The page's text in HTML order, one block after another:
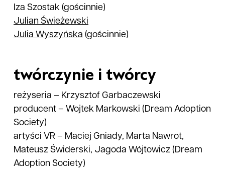
Iza Szostak (gościnnie)
Julian Świeżewski
Julia Wyszyńska (gościnnie)
twórczynie i twórcy
reżyseria – Krzysztof Garbaczewski
producent – Wojtek Markowski (Dream Adoption
Society)
artyści VR – Maciej Gniady, Marta Nawrot,
Mateusz Świderski, Jagoda Wójtowicz (Dream
Adoption Society)